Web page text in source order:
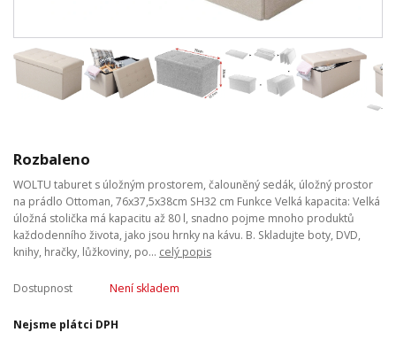
Rozbaleno
WOLTU taburet s úložným prostorem, čalouněný sedák, úložný prostor
na prádlo Ottoman, 76x37,5x38cm SH32 cm Funkce Velká kapacita: Velká
úložná stolička má kapacitu až 80 l, snadno pojme mnoho produktů
každodenního života, jako jsou hrnky na kávu. B. Skladujte boty, DVD,
knihy, hračky, lůžkoviny, po... celý popis
Dostupnost Není skladem
Nejsme plátci DPH